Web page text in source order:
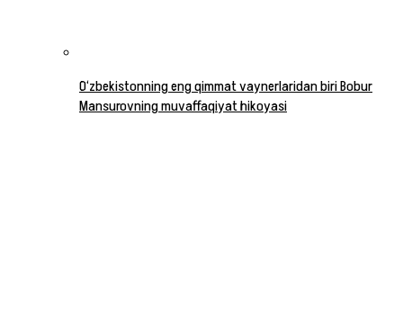
O‘zbekistonning eng qimmat vaynerlaridan biri Bobur
Mansurovning muvaffaqiyat hikoyasi